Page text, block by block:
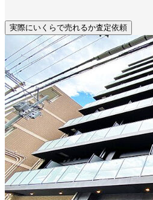
実際にいくらで売れるか査定依頼